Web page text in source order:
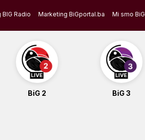
Radio Marketing BiGportal.ba Mi smo BiG
BiG 2 BiG 3